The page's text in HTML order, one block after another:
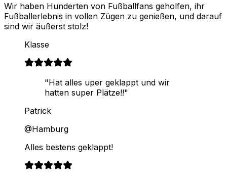
Wir haben Hunderten von Fußballfans geholfen, ihr
Fußballerlebnis in vollen Zügen zu genießen, und darauf
sind wir äußerst stolz!
Klasse
"Hat alles uper geklappt und wir
hatten super Plätze!!"
Patrick
@Hamburg
Alles bestens geklappt!